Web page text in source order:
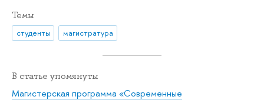
Темы
студенты магистратура
В статье упомянуты
Магистерская программа «Современные